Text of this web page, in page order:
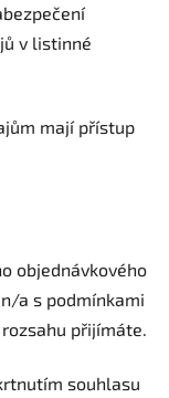
v listinné
mají přístup
objednávkového
a s podmínkami
přijímáte.
souhlasu